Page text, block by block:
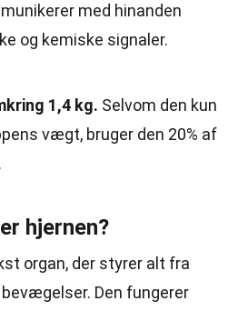
med hinanden
og kemiske signaler.
1,4 kg. Selvom den kun
vægt, bruger den 20% af
hjernen?
organ, der styrer alt fra
Den fungerer